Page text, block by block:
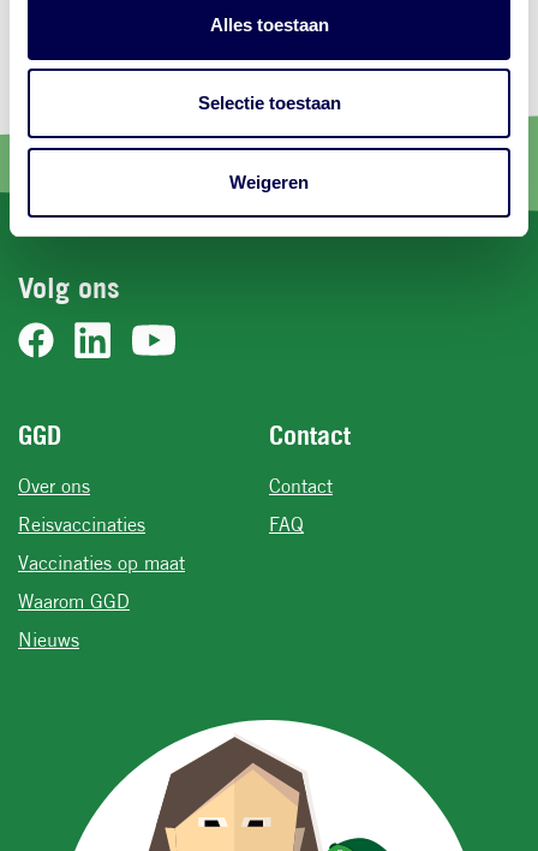
Alles toestaan
Selectie toestaan
Weigeren
Volg ons
Voet
GGD
Over ons
Reisvaccinaties
Vaccinaties op maat
Waarom GGD
Nieuws
Contact
Contact
FAQ